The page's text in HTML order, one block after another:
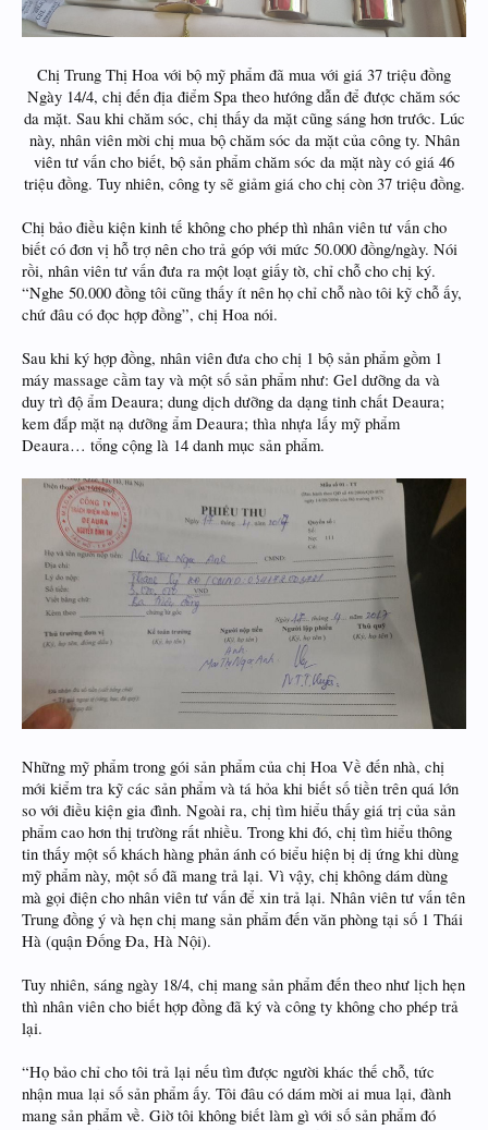
Chị Trung Thị Hoa với bộ mỹ phẩm đã mua với giá 37 triệu đồng
Ngày 14/4, chị đến địa điểm Spa theo hướng dẫn để được chăm sóc
da mặt. Sau khi chăm sóc, chị thấy da mặt cũng sáng hơn trước. Lúc
này, nhân viên mời chị mua bộ chăm sóc da mặt của công ty. Nhân
viên tư vấn cho biết, bộ sản phẩm chăm sóc da mặt này có giá 46
triệu đồng. Tuy nhiên, công ty sẽ giảm giá cho chị còn 37 triệu đồng.​
Chị bảo điều kiện kinh tế không cho phép thì nhân viên tư vấn cho
biết có đơn vị hỗ trợ nên cho trả góp với mức 50.000 đồng/ngày. Nói
rồi, nhân viên tư vấn đưa ra một loạt giấy tờ, chỉ chỗ cho chị ký.
“Nghe 50.000 đồng tôi cũng thấy ít nên họ chỉ chỗ nào tôi kỹ chỗ ấy,
chứ đâu có đọc hợp đồng”, chị Hoa nói.
Sau khi ký hợp đồng, nhân viên đưa cho chị 1 bộ sản phẩm gồm 1
máy massage cầm tay và một số sản phẩm như: Gel dưỡng da và
duy trì độ ẩm Deaura; dung dịch dưỡng da dạng tinh chất Deaura;
kem đắp mặt nạ dưỡng ẩm Deaura; thìa nhựa lấy mỹ phẩm
Deaura… tổng cộng là 14 danh mục sản phẩm.
Những mỹ phẩm trong gói sản phẩm của chị Hoa Về đến nhà, chị
mới kiểm tra kỹ các sản phẩm và tá hỏa khi biết số tiền trên quá lớn
so với điều kiện gia đình. Ngoài ra, chị tìm hiểu thấy giá trị của sản
phẩm cao hơn thị trường rất nhiều. Trong khi đó, chị tìm hiểu thông
tin thấy một số khách hàng phản ánh có biểu hiện bị dị ứng khi dùng
mỹ phẩm này, một số đã mang trả lại. Vì vậy, chị không dám dùng
mà gọi điện cho nhân viên tư vấn để xin trả lại. Nhân viên tư vấn tên
Trung đồng ý và hẹn chị mang sản phẩm đến văn phòng tại số 1 Thái
Hà (quận Đống Đa, Hà Nội).
Tuy nhiên, sáng ngày 18/4, chị mang sản phẩm đến theo như lịch hẹn
thì nhân viên cho biết hợp đồng đã ký và công ty không cho phép trả
lại.
“Họ bảo chỉ cho tôi trả lại nếu tìm được người khác thế chỗ, tức
nhận mua lại số sản phẩm ấy. Tôi đâu có dám mời ai mua lại, đành
mang sản phẩm về. Giờ tôi không biết làm gì với số sản phẩm đó